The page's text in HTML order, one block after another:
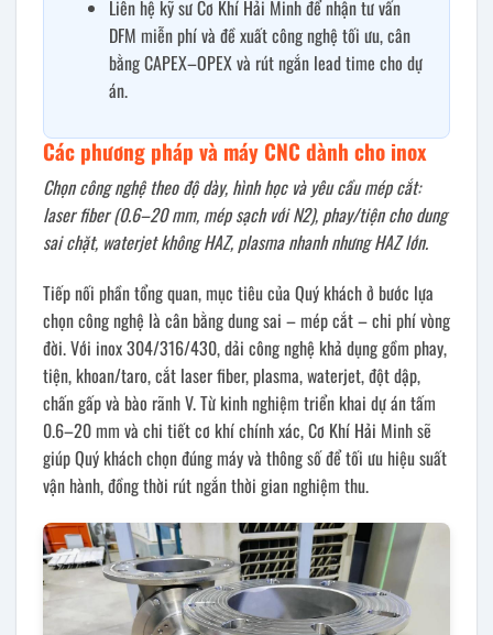
Liên hệ kỹ sư Cơ Khí Hải Minh để nhận tư vấn
DFM miễn phí và đề xuất công nghệ tối ưu, cân
bằng CAPEX–OPEX và rút ngắn lead time cho dự
án.
Các phương pháp và máy CNC dành cho inox
Chọn công nghệ theo độ dày, hình học và yêu cầu mép cắt:
laser fiber (0.6–20 mm, mép sạch với N2), phay/tiện cho dung
sai chặt, waterjet không HAZ, plasma nhanh nhưng HAZ lớn.
Tiếp nối phần tổng quan, mục tiêu của Quý khách ở bước lựa
chọn công nghệ là cân bằng dung sai – mép cắt – chi phí vòng
đời. Với inox 304/316/430, dải công nghệ khả dụng gồm phay,
tiện, khoan/taro, cắt laser fiber, plasma, waterjet, đột dập,
chấn gấp và bào rãnh V. Từ kinh nghiệm triển khai dự án tấm
0.6–20 mm và chi tiết cơ khí chính xác, Cơ Khí Hải Minh sẽ
giúp Quý khách chọn đúng máy và thông số để tối ưu hiệu suất
vận hành, đồng thời rút ngắn thời gian nghiệm thu.